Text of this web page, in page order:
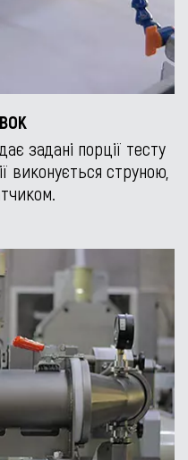
задані порції тесту
виконується струною,